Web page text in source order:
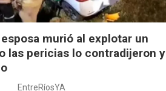
murió al explotar un
las pericias lo contradijeron y
EntreRíosYA